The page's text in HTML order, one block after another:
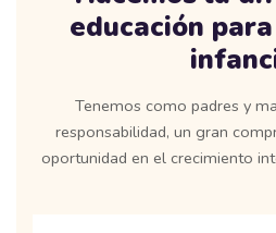
educación
Tenemos como padres y
responsabilidad, un gran
oportunidad en el crecimiento